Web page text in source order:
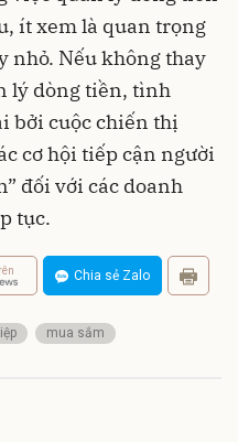
ít xem là quan trọng
nhỏ. Nếu không thay
lý dòng tiền, tình
bởi cuộc chiến thị
cơ hội tiếp cận người
đối với các doanh
tục.
Chia sẻ Zalo
mua sắm